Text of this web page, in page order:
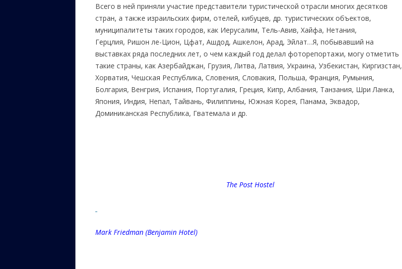
Всего в ней приняли участие представители туристической отрасли многих десятков
стран, а также израильских фирм, отелей, кибуцев, др. туристических объектов,
муниципалитеты таких городов, как Иерусалим, Тель-Авив, Хайфа, Нетания,
Герцлия, Ришон ле-Цион, Цфат, Ашдод, Ашкелон, Арад, Эйлат…Я, побывавший на
выставках ряда последних лет, о чем каждый год делал фоторепортажи, могу отметить
такие страны, как Азербайджан, Грузия, Литва, Латвия, Украина, Узбекистан, Киргизстан,
Хорватия, Чешская Республика, Словения, Словакия, Польша, Франция, Румыния,
Болгария, Венгрия, Испания, Португалия, Греция, Кипр, Албания, Танзания, Шри Ланка,
Япония, Индия, Непал, Тайвань, Филиппины, Южная Корея, Панама, Эквадор,
Доминиканская Республика, Гватемала и др.
The Post Hostel
Mark Friedman (Benjamin Hotel)